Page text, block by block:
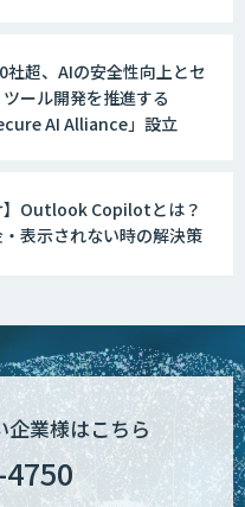
ージェントの開発支援
社超、AIの安全性向上とセ
ール開発を推進する
AI Alliance」設立
】Outlook Copilotとは？
表示されない時の解決策
業様はこちら